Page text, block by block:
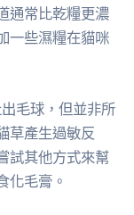
通常比乾糧更濃
一些濕糧在貓咪
毛球，但並非所
草產生過敏反
試其他方式來幫
化毛膏。